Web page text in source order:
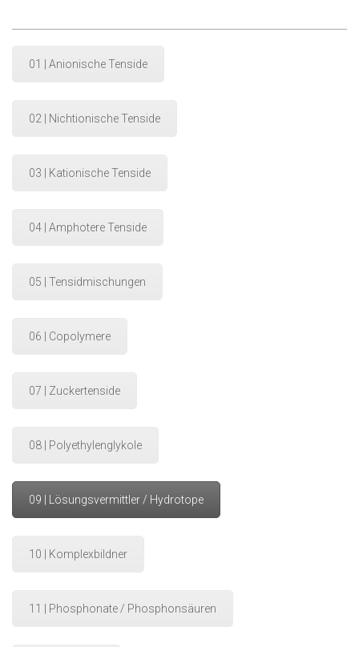
01 | Anionische Tenside
02 | Nichtionische Tenside
03 | Kationische Tenside
04 | Amphotere Tenside
05 | Tensidmischungen
06 | Copolymere
07 | Zuckertenside
08 | Polyethylenglykole
09 | Lösungsvermittler / Hydrotope
10 | Komplexbildner
11 | Phosphonate / Phosphonsäuren